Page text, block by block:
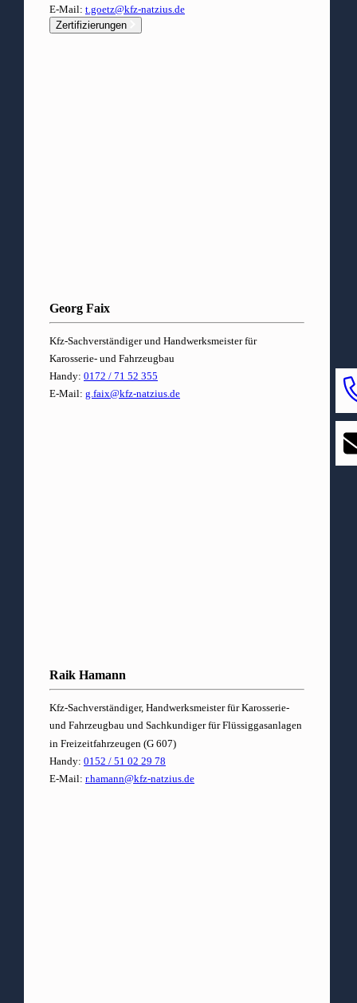
E-Mail: t.goetz@kfz-natzius.de
Zertifizierungen
Georg Faix
Kfz-Sachverständiger und Handwerksmeister für
Karosserie- und Fahrzeugbau
Handy: 0172 / 71 52 355
E-Mail: g.faix@kfz-natzius.de
Raik Hamann
Kfz-Sachverständiger, Handwerksmeister für Karosserie-
und Fahrzeugbau und Sachkundiger für Flüssiggasanlagen
in Freizeitfahrzeugen (G 607)
Handy: 0152 / 51 02 29 78
E-Mail: r.hamann@kfz-natzius.de